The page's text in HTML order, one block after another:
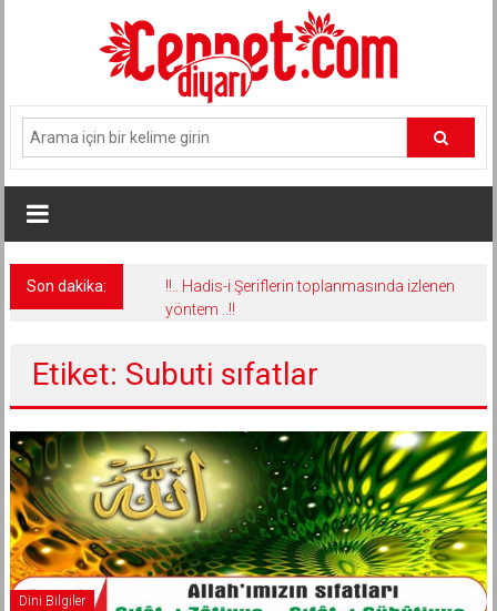
Son dakika:
!!.. Hadis-i Şeriflerin toplanmasında izlenen
yöntem ..!!
Etiket: Subuti sıfatlar
Dini Bilgiler